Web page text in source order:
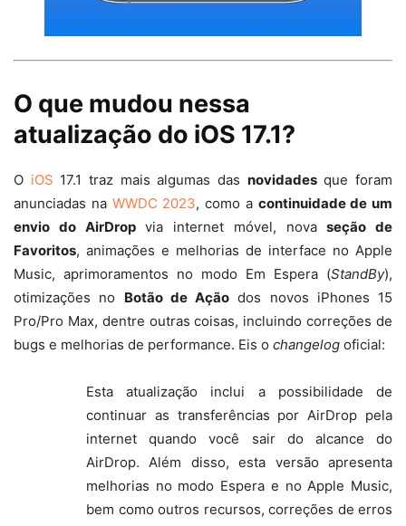
O que mudou nessa
atualização do iOS 17.1?
O iOS 17.1 traz mais algumas das novidadesque foram
anunciadas na WWDC 2023, como a continuidade de um
envio do AirDropvia internet móvel, novaseção de
Favoritos, animações e melhorias de interface no Apple
Music, aprimoramentos no modo Em Espera (StandBy),
otimizações no Botão de Ação dos novos iPhones 15
Pro/Pro Max, dentre outras coisas, incluindo correções de
bugs e melhorias de performance. Eis o changelog oficial:
Esta atualização inclui a possibilidade de
continuar as transferências por AirDrop pela
internet quando você sair do alcance do
AirDrop. Além disso, esta versão apresenta
melhorias no modo Espera e no Apple Music,
bem como outros recursos, correções de erros